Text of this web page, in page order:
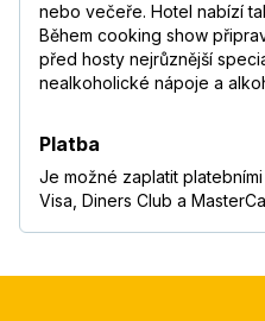
nebo večeře. Hotel nabízí
Během cooking show
před hosty nejrůznější
nealkoholické nápoje a
Platba
Je možné zaplatit platebními
Visa, Diners Club a